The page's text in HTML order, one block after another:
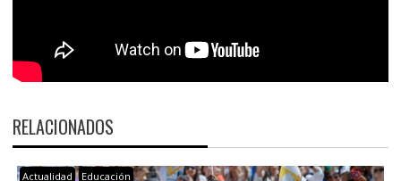
RELACIONADOS
Actualidad Educación